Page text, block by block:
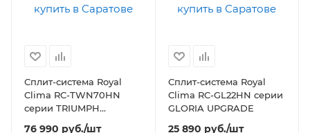
Сплит-система Royal
Clima RC-TWN70HN
серии TRIUMPH
76 990 руб./шт
Сплит-система Royal
Clima RC-GL22HN серии
GLORIA UPGRADE
25 890 руб./шт